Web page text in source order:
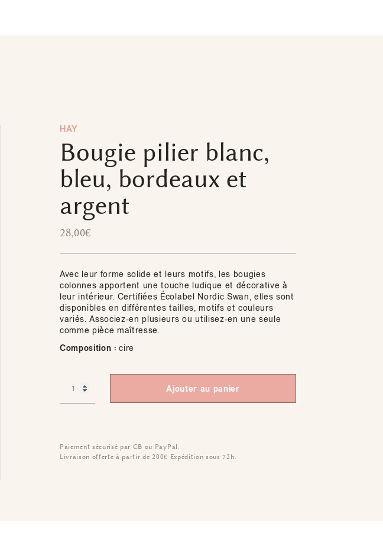
HAY
Bougie pilier blanc,
bleu, bordeaux et
argent
28,00€
Avec leur forme solide et leurs motifs, les bougies
colonnes apportent une touche ludique et décorative à
leur intérieur. Certifiées Écolabel Nordic Swan, elles sont
disponibles en différentes tailles, motifs et couleurs
variés. Associez-en plusieurs ou utilisez-en une seule
comme pièce maîtresse.
Composition : cire
Ajouter au panier
Paiement sécurisé par CB ou PayPal.
Livraison offerte à partir de 200€ Expédition sous 72h.